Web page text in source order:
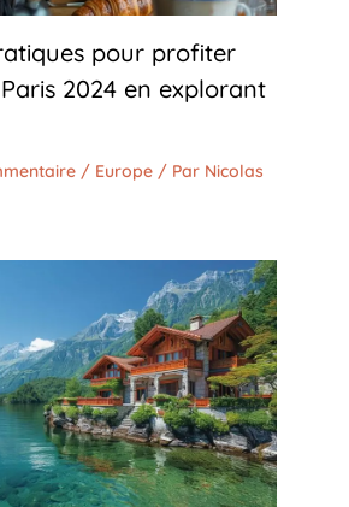
pour profiter
2024 en explorant
/ Europe / Par Nicolas